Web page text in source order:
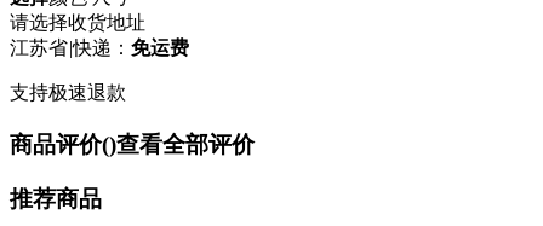
请选择收货地址
江苏省|快递： 免运费
支持极速退款
商品评价()查看全部评价
推荐商品